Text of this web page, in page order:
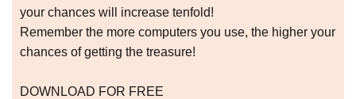
your chances will increase tenfold!
Remember the more computers you use, the higher your
chances of getting the treasure!
DOWNLOAD FOR FREE